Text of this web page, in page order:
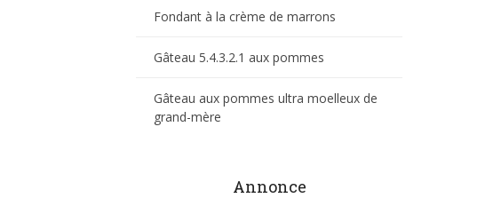
Fondant à la crème de marrons
Gâteau 5.4.3.2.1 aux pommes
Gâteau aux pommes ultra moelleux de
grand-mère
Annonce